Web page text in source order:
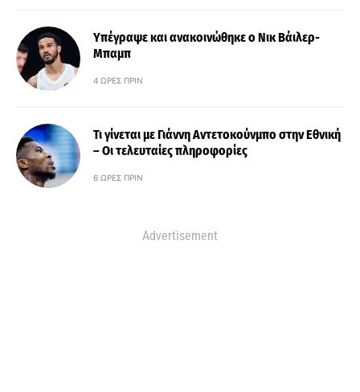
Υπέγραψε και ανακοινώθηκε ο Νικ Βάιλερ-
Μπαμπ
4 ΏΡΕΣ ΠΡΙΝ
Τι γίνεται με Γιάννη Αντετοκούνμπο στην Εθνική
– Οι τελευταίες πληροφορίες
6 ΏΡΕΣ ΠΡΙΝ
Advertisement